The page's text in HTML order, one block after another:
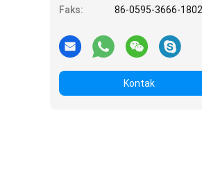
Faks:
86-0595-3666-1802
Kontak